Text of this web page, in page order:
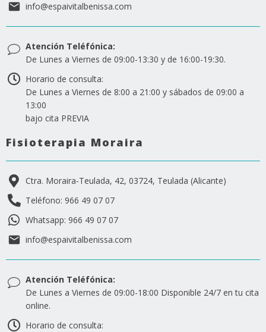
info@espaivitalbenissa.com
Atención Teléfónica:
De Lunes a Viernes de 09:00-13:30 y de 16:00-19:30.
Horario de consulta:
De Lunes a Viernes de 8:00 a 21:00 y sábados de 09:00 a
13:00
bajo cita PREVIA
Fisioterapia Moraira
Ctra. Moraira-Teulada, 42, 03724, Teulada (Alicante)
Teléfono: 966 49 07 07
Whatsapp: 966 49 07 07
info@espaivitalbenissa.com
Atención Teléfónica:
De Lunes a Viernes de 09:00-18:00 Disponible 24/7 en tu cita
online.
Horario de consulta: